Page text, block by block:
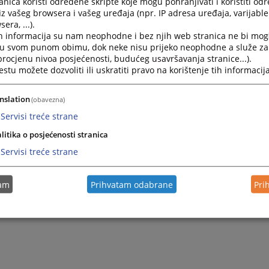
pristup informacijama. Ovim putem želimo Vam se
naše djelovanje, te poboljšati kvalitet rada suda.
budu blagovremeno prezentovane i konstantno
primjedbi i pohvala nastojaćemo zajedno
radu.
vašeg browsera i vašeg uređaja (npr. IP adresa uređaja,
...).
informacija su nam neophodne i bez njih web stranica ne bi
svom punom obimu, dok neke nisu prijeko neophodne a služe
nivoa posjećenosti, budućeg usavršavanja stranice...).
možete dozvoliti ili uskratiti pravo na korištenje tih
(obavezna)
Servisi treće strane
o posjećenosti stranica
Servisi treće strane
Prihvatam odabrane